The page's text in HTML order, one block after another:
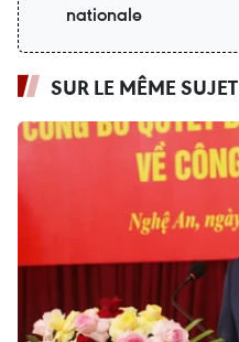
nationale
SUR LE MÊME SUJET